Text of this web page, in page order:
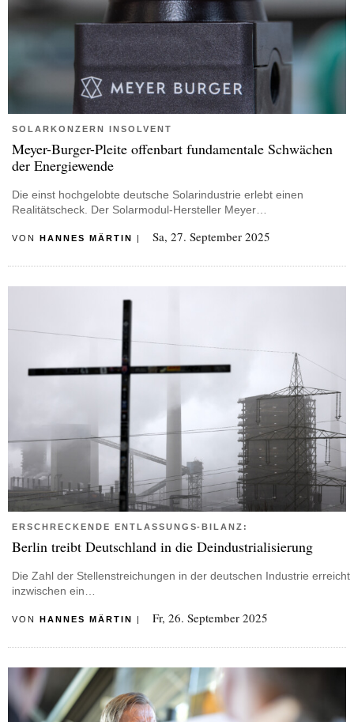
SOLARKONZERN INSOLVENT
Meyer-Burger-Pleite offenbart fundamentale Schwächen
der Energiewende
Die einst hochgelobte deutsche Solarindustrie erlebt einen
Realitätscheck. Der Solarmodul-Hersteller Meyer…
VON HANNES MÄRTIN | Sa, 27. September 2025
ERSCHRECKENDE ENTLASSUNGS-BILANZ:
Berlin treibt Deutschland in die Deindustrialisierung
Die Zahl der Stellenstreichungen in der deutschen Industrie erreicht
inzwischen ein…
VON HANNES MÄRTIN | Fr, 26. September 2025